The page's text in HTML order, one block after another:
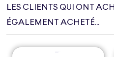
LES CLIENTS QUI ONT
ÉGALEMENT ACHETÉ...